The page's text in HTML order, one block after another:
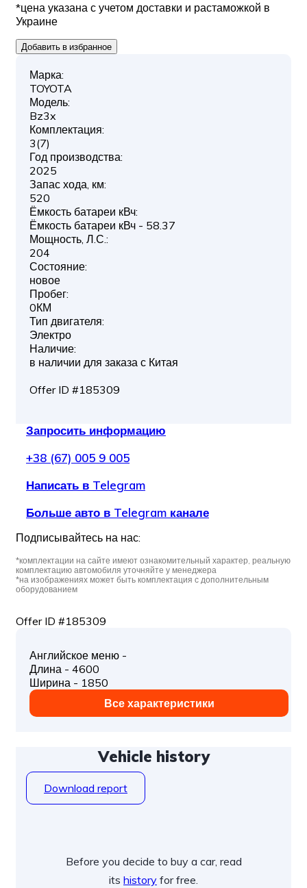
*цена указана с учетом доставки и растаможкой в
Украине
Добавить в избранное
Марка:
TOYOTA
Модель:
Bz3x
Комплектация:
3(7)
Год производства:
2025
Запас хода, км:
520
Ёмкость батареи кВч:
Ёмкость батареи кВч - 58.37
Мощность, Л.С.:
204
Состояние:
новое
Пробег:
0КМ
Тип двигателя:
Электро
Наличие:
в наличии для заказа с Китая
Offer ID #185309
Запросить информацию
+38 (67) 005 9 005
Написать в Telegram
Больше авто в Telegram канале
Подписывайтесь на нас:
*комплектации на сайте имеют ознакомительный характер, реальную
комплектацию автомобиля уточняйте у менеджера
*на изображениях может быть комплектация с дополнительным
оборудованием
Offer ID #185309
Английское меню -
Длина - 4600
Ширина - 1850
Все характеристики
Vehicle history
Download report
Before you decide to buy a car, read
its history for free.